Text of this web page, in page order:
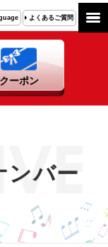
よくあるご質問
クーポン
ンバー